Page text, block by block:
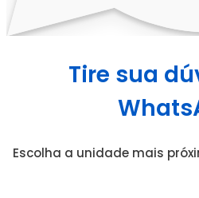
Tire sua
Escolha a unidade mais